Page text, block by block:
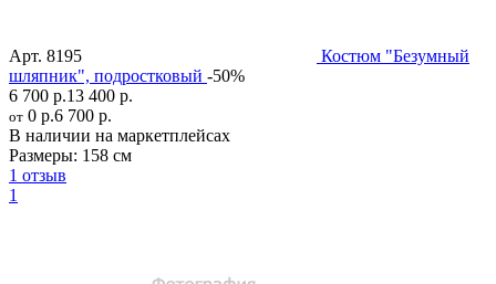
Арт. 8195
Костюм "Безумный
шляпник", подростковый -50%
6 700 р.13 400 р.
от 0 р.6 700 р.
В наличии на маркетплейсах
Размеры: 158 см
1 отзыв
1